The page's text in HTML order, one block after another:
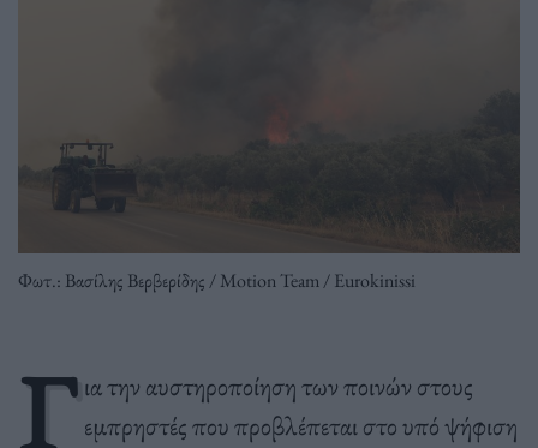
Φωτ.: Βασίλης Βερβερίδης / Motion Team / Eurokinissi
Γ ια την αυστηροποίηση των ποινών στους
εμπρηστές που προβλέπεται στο υπό ψήφιση